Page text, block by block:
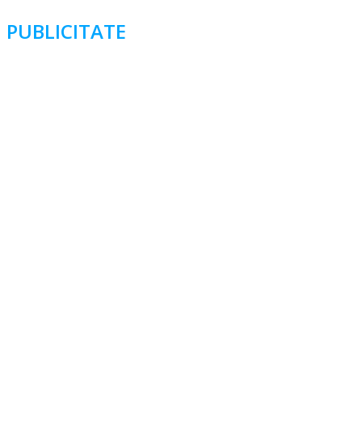
PUBLICITATE